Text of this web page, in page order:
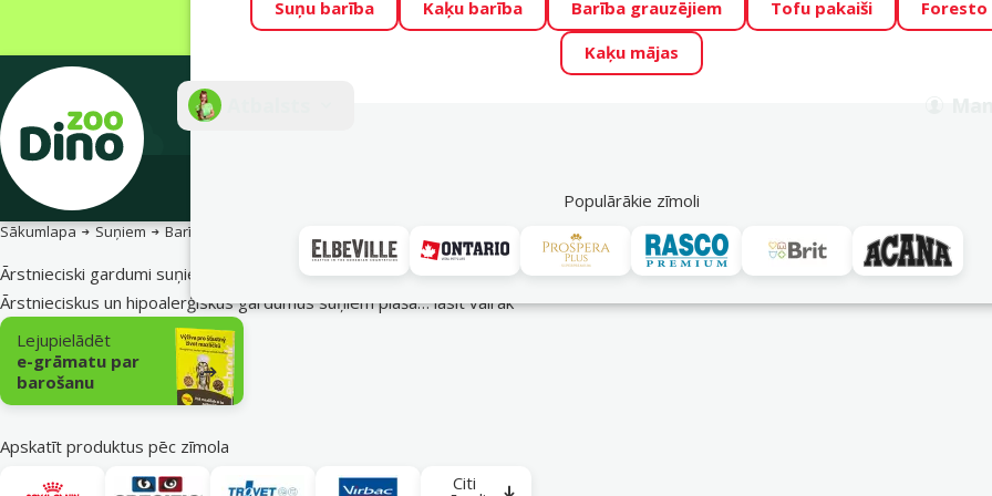
Visu mēnesi Dino Zoo piedāvā lieliskas cenas mīluļu TOP barībām! 🍖 →
Fotokonkurss “GADA ŪSAIŅI”! Varbūt tieši Tavs mīlulis būs 2027. gada
Suņu barība Kaķu barība Barība grauzējiem Tofu pakaiši
Foresto
Kaķu mājas
Populārākie zīmoli
Akciju piedāvājumi
Sākumlapa Suņiem Barība un gardumi suņiem Ārstnieciski gardumi
Ārstnieciski gardumi suņiem
Ārstnieciskus un hipoalerģiskus gardumus suņiem plašā…lasīt vairāk
Apakškategorija
Lejupielādēt
e-grāmatu par
barošanu
Apskatīt produktus pēc zīmola
Citi